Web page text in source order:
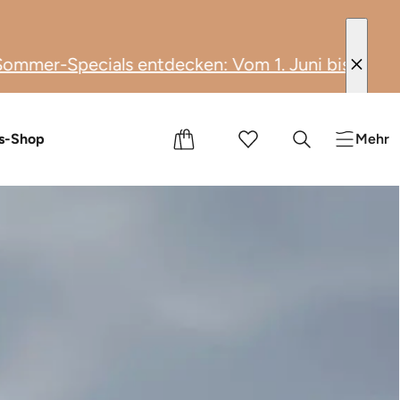
Vom 1. Juni bis 31. August 2026 geniesst du
Shop Mehr